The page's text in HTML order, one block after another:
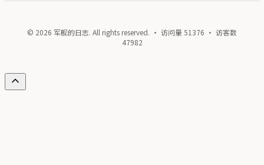
© 2026 军舰的日志. All rights reserved. · 访问量51376 · 访客数
47982